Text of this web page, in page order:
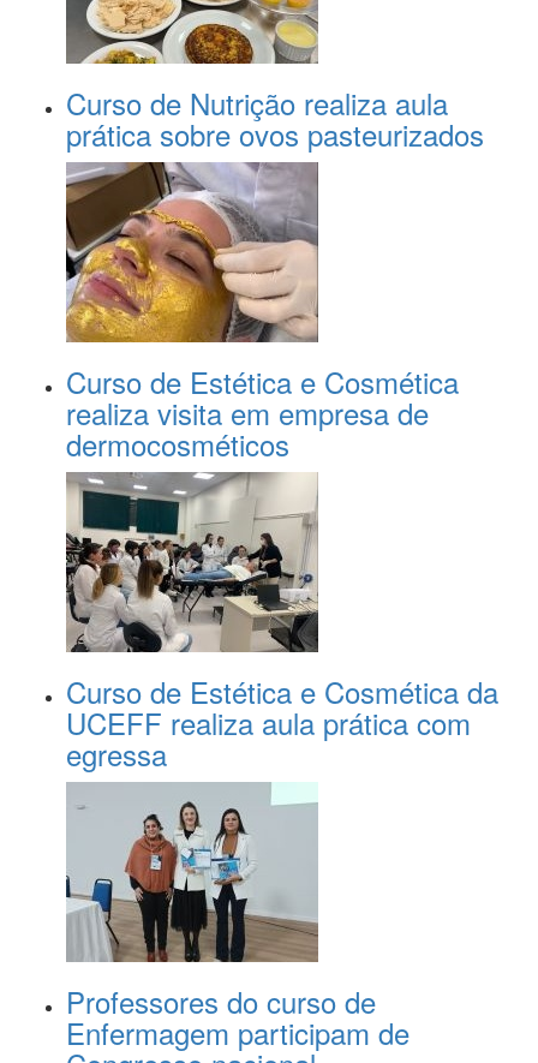
Curso de Nutrição realiza aula
prática sobre ovos pasteurizados
Curso de Estética e Cosmética
realiza visita em empresa de
dermocosméticos
Curso de Estética e Cosmética da
UCEFF realiza aula prática com
egressa
Professores do curso de
Enfermagem participam de